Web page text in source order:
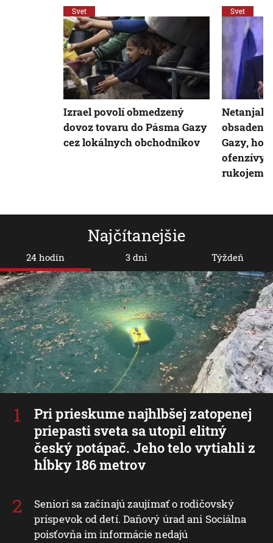
Najčítanejšie
24 hodín
Pri prieskume najhlbšej zatopenej
priepasti sveta sa utopil elitný
český potápač. Jeho telo vytiahli z
hĺbky 186 metrov
Seniori sa začínajú zaujímať o rodičovský
príspevok od detí. Daňový úrad ani Sociálna
poisťovňa im informácie nedajú
3 dni Týždeň
Svet
Izrael povolí obmedzený
dovoz tovaru do Pásma Gazy
cez lokálnych obchodníkov
Svet
Gazy,
ofenzívy